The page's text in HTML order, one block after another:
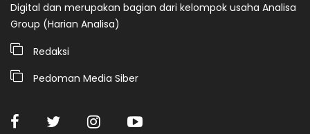
Digital dan merupakan bagian dari kelompok usaha Analisa
Group (Harian Analisa)
Redaksi
Pedoman Media Siber